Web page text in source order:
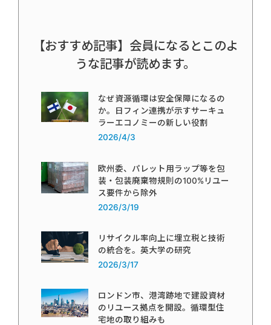
【おすすめ記事】会員になるとこのよ
うな記事が読めます。
なぜ資源循環は安全保障になるの
か。日フィン連携が示すサーキュ
ラーエコノミーの新しい役割
2026/4/3
欧州委、パレット用ラップ等を包
装・包装廃棄物規則の100%リユー
ス要件から除外
2026/3/19
リサイクル率向上に埋立税と技術
の統合を。英大学の研究
2026/3/17
ロンドン市、港湾跡地で建設資材
のリユース拠点を開設。循環型住
宅地の取り組みも